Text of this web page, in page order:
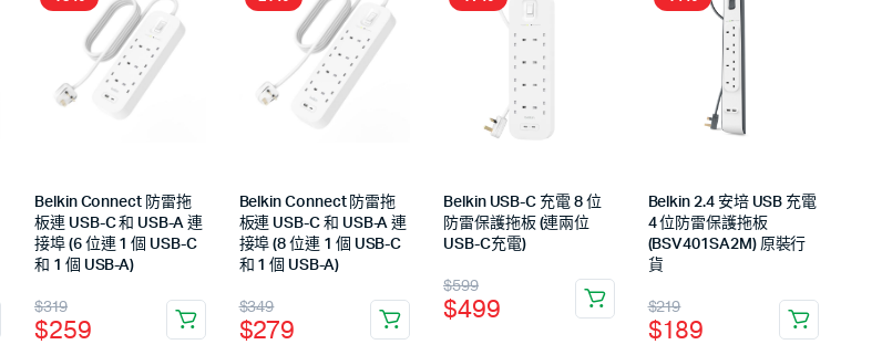
Belkin Connect 防雷拖
板連 USB-C 和 USB-A 連
接埠 (6 位連 1 個 USB-C
和 1 個 USB-A)
$319
$259
Belkin Connect 防雷拖
板連 USB-C 和 USB-A 連
接埠 (8 位連 1 個 USB-C
和 1 個 USB-A)
$349
$279
Belkin USB-C 充電 8 位
防雷保護拖板 (連兩位
USB-C充電)
$599
$499
Belkin 2.4 安培 USB 充電
4 位防雷保護拖板
(BSV401SA2M) 原裝行
貨
$219
$189